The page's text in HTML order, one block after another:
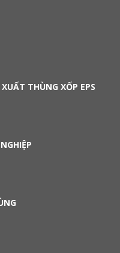
THÙNG XỐP EPS